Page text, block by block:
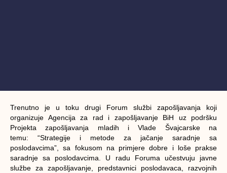
Trenutno je u toku drugi Forum službi zapošljavanja koji
organizuje Agencija za rad i zapošljavanje BiH uz podršku
Projekta zapošljavanja mladih i Vlade Švajcarske na
temu: “Strategije i metode za jačanje saradnje sa
poslodavcima”, sa fokusom na primjere dobre i loše prakse
saradnje sa poslodavcima. U radu Foruma učestvuju javne
službe za zapošljavanje, predstavnici poslodavaca, razvojnih